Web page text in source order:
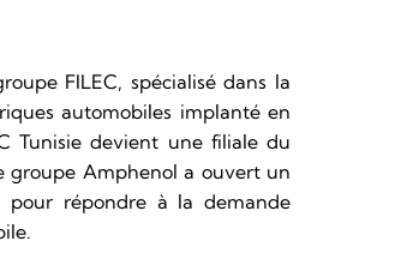
FILEC, spécialisé dans la
automobiles implanté en
Tunisie devient une filiale du
groupe Amphenol a ouvert un
pour répondre à la demande